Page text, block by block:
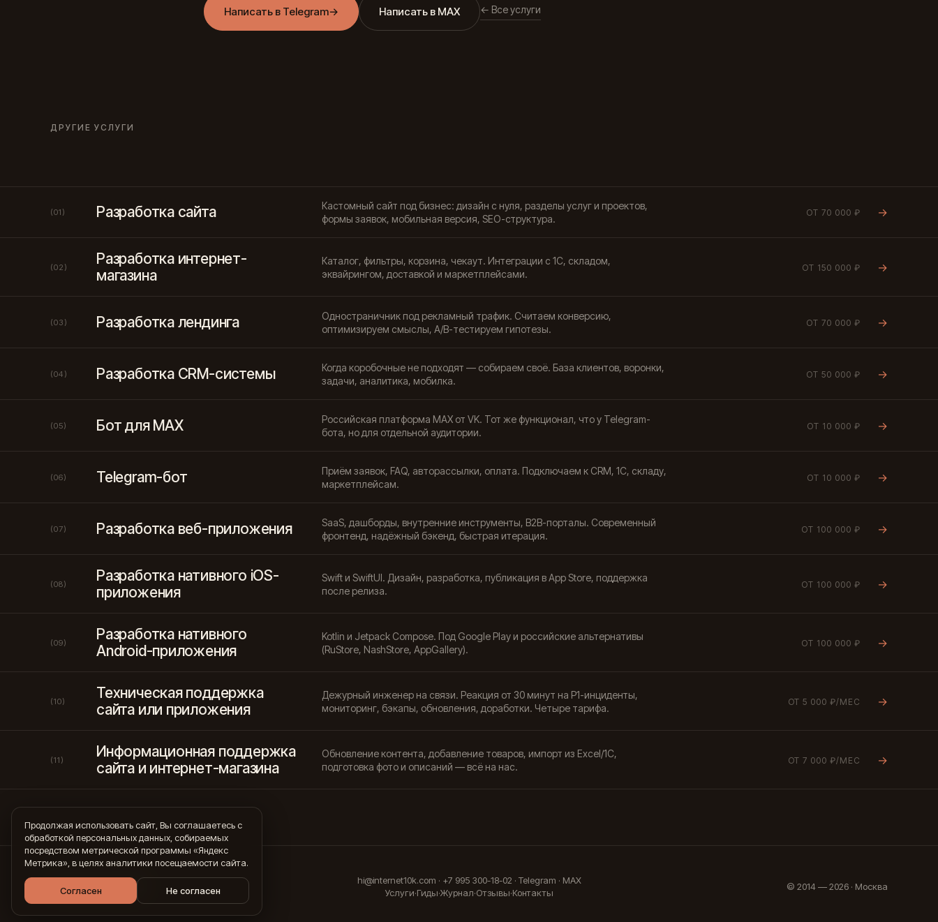
Написать в Telegram→ Написать в MAX ← Все услуги
ДРУГИЕ УСЛУГИ
(01) Разработка сайта
Кастомный сайт под бизнес: дизайн с нуля, разделы услуг и проектов,
формы заявок, мобильная версия, SEO-структура.
ОТ 70 000 ₽ →
(02)
Разработка интернет-
магазина
Каталог, фильтры, корзина, чекаут. Интеграции с 1С, складом,
эквайрингом, доставкой и маркетплейсами.
ОТ 150 000 ₽ →
(03) Разработка лендинга
Одностраничник под рекламный трафик. Считаем конверсию,
оптимизируем смыслы, A/B-тестируем гипотезы.
ОТ 70 000 ₽ →
(04) Разработка CRM-системы
Когда коробочные не подходят — собираем своё. База клиентов, воронки,
задачи, аналитика, мобилка.
ОТ 50 000 ₽ →
(05) Бот для MAX
Российская платформа MAX от VK. Тот же функционал, что у Telegram-
бота, но для отдельной аудитории.
ОТ 10 000 ₽ →
(06) Telegram-бот
Приём заявок, FAQ, авторассылки, оплата. Подключаем к CRM, 1С, складу,
маркетплейсам.
ОТ 10 000 ₽ →
(07) Разработка веб-приложения
SaaS, дашборды, внутренние инструменты, B2B-порталы. Современный
фронтенд, надёжный бэкенд, быстрая итерация.
ОТ 100 000 ₽ →
(08)
Разработка нативного iOS-
приложения
Swift и SwiftUI. Дизайн, разработка, публикация в App Store, поддержка
после релиза.
ОТ 100 000 ₽ →
(09)
Разработка нативного
Android-приложения
Kotlin и Jetpack Compose. Под Google Play и российские альтернативы
(RuStore, NashStore, AppGallery).
ОТ 100 000 ₽ →
(10)
Техническая поддержка
сайта или приложения
Дежурный инженер на связи. Реакция от 30 минут на P1-инциденты,
мониторинг, бэкапы, обновления, доработки. Четыре тарифа.
ОТ 5 000 ₽/МЕС →
(11)
Информационная поддержка
сайта и интернет-магазина
Обновление контента, добавление товаров, импорт из Excel/1С,
подготовка фото и описаний — всё на нас.
ОТ 7 000 ₽/МЕС →
ИНТЕРНЕТ10000 hi@internet10k.com · +7 995 300-18-02 · Telegram · MAX
Услуги·Гиды·Журнал·Отзывы·Контакты
© 2014 — 2026 · Москва
Продолжая использовать сайт, Вы соглашаетесь с
обработкой персональных данных, собираемых
посредством метрической программы «Яндекс
Метрика», в целях аналитики посещаемости сайта.
Согласен Не согласен